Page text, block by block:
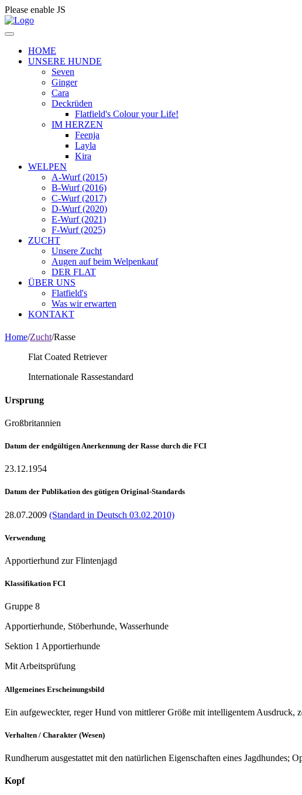
Please enable JS
HOME
UNSERE HUNDE
Seven
Ginger
Cara
Deckrüden
Flatfield's Colour your Life!
IM HERZEN
Feenja
Layla
Kira
WELPEN
A-Wurf (2015)
B-Wurf (2016)
C-Wurf (2017)
D-Wurf (2020)
E-Wurf (2021)
F-Wurf (2025)
ZUCHT
Unsere Zucht
Augen auf beim Welpenkauf
DER FLAT
ÜBER UNS
Flatfield's
Was wir erwarten
KONTAKT
Home/Zucht/Rasse
Flat Coated Retriever
Internationale Rassestandard
Ursprung
Großbritannien
Datum der endgültigen Anerkennung der Rasse durch die FCI
23.12.1954
Datum der Publikation des gütigen Original-Standards
28.07.2009 (Standard in Deutsch 03.02.2010)
Verwendung
Apportierhund zur Flintenjagd
Klassifikation FCI
Gruppe 8
Apportierhunde, Stöberhunde, Wasserhunde
Sektion 1 Apportierhunde
Mit Arbeitsprüfung
Allgemeines Erscheinungsbild
Ein aufgeweckter, reger Hund von mittlerer Größe mit intelligentem Ausdruck,
Verhalten / Charakter (Wesen)
Rundherum ausgestattet mit den natürlichen Eigenschaften eines
Kopf